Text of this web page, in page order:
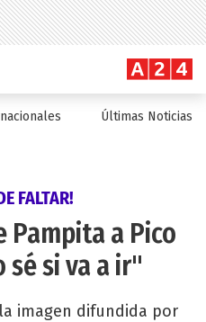
Últimas Noticias
FALTAR!
Pampita a Pico
sé si va a ir"
imagen difundida por